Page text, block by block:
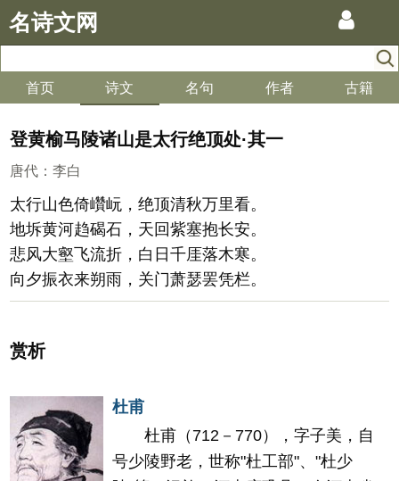
名诗文网
首页 诗文 名句 作者 古籍
登黄榆马陵诸山是太行绝顶处·其一
唐代 ： 李白
太行山色倚巑岏，绝顶清秋万里看。
地坼黄河趋碣石，天回紫塞抱长安。
悲风大壑飞流折，白日千厓落木寒。
向夕振衣来朔雨，关门萧瑟罢凭栏。
赏析
杜甫
杜甫（712－770），字子美，自
号少陵野老，世称"杜工部"、"杜少